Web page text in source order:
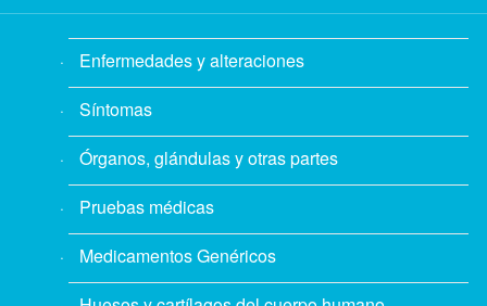
Enfermedades y alteraciones
Síntomas
Órganos, glándulas y otras partes
Pruebas médicas
Medicamentos Genéricos